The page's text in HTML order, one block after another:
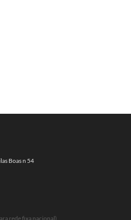
Boas n 54
rede fixa nacional)